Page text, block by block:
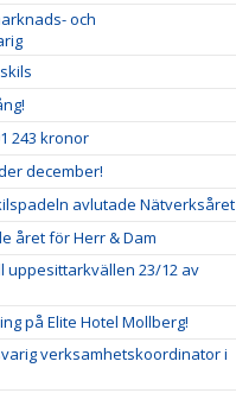
och
243 kronor
december!
avlutade Nätverksåret
året för Herr & Dam
uppesittarkvällen 23/12 av
på Elite Hotel Mollberg!
verksamhetskoordinator i